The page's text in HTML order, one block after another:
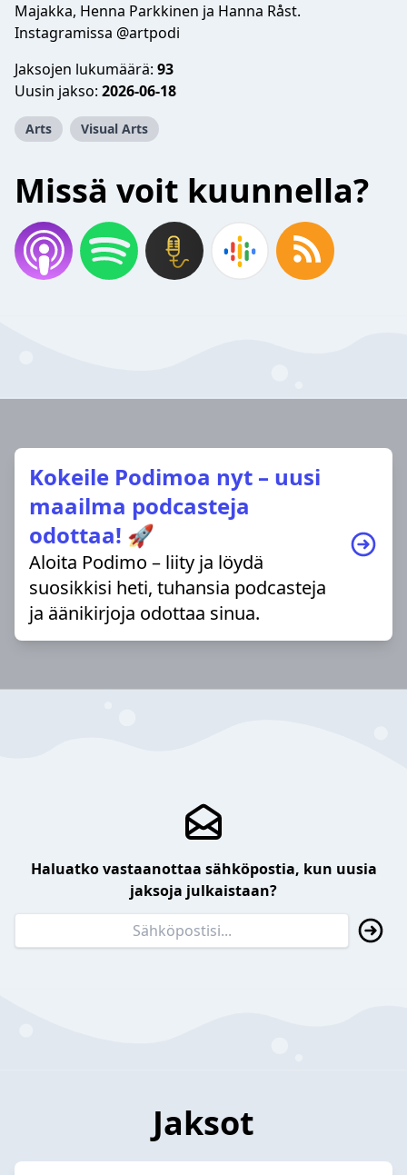
Majakka, Henna Parkkinen ja Hanna Råst.
Instagramissa @artpodi
Jaksojen lukumäärä: 93
Uusin jakso: 2026-06-18
Arts Visual Arts
Missä voit kuunnella?
Kokeile Podimoa nyt – uusi
maailma podcasteja
odottaa! 🚀
Aloita Podimo – liity ja löydä
suosikkisi heti, tuhansia podcasteja
ja äänikirjoja odottaa sinua.
Haluatko vastaanottaa sähköpostia, kun uusia
jaksoja julkaistaan?
Jaksot